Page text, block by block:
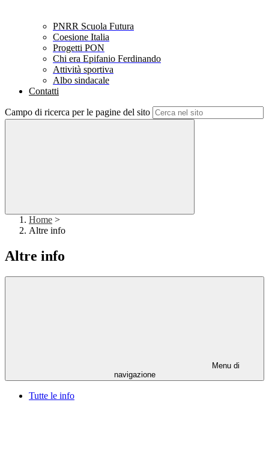
PNRR Scuola Futura
Coesione Italia
Progetti PON
Chi era Epifanio Ferdinando
Attività sportiva
Albo sindacale
Contatti
Campo di ricerca per le pagine del sito
Home >
Altre info
Altre info
Menu di
navigazione
Tutte le info